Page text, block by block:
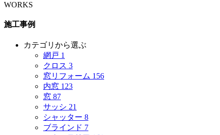
WORKS
施工事例
カテゴリから選ぶ
網戸 1
クロス 3
窓リフォーム 156
内窓 123
窓 87
サッシ 21
シャッター 8
ブラインド 7